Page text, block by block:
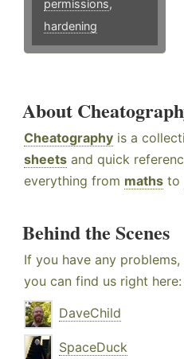
permissions,
hardening
About
Cheatography is a
sheets and quick
everything from maths to
Behind the Scenes
If you have any
you can find us right here:
DaveChild
SpaceDuck